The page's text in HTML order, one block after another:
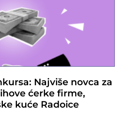
Najviše novca za
ćerke firme,
kuće Radoice